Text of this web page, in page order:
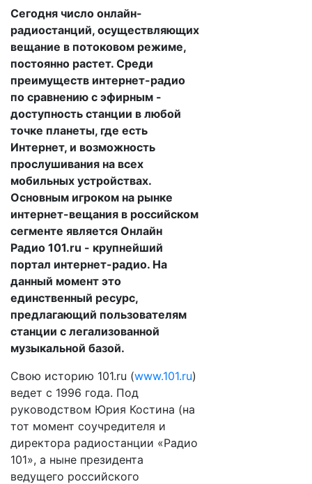
Сегодня число онлайн-
радиостанций, осуществляющих
вещание в потоковом режиме,
постоянно растет. Среди
преимуществ интернет-радио
по сравнению с эфирным -
доступность станции в любой
точке планеты, где есть
Интернет, и возможность
прослушивания на всех
мобильных устройствах.
Основным игроком на рынке
интернет-вещания в российском
сегменте является Онлайн
Радио 101.ru - крупнейший
портал интернет-радио. На
данный момент это
единственный ресурс,
предлагающий пользователям
станции с легализованной
музыкальной базой.
Свою историю 101.ru (www.101.ru)
ведет с 1996 года. Под
руководством Юрия Костина (на
тот момент соучредителя и
директора радиостанции «Радио
101», а ныне президента
ведущего российского